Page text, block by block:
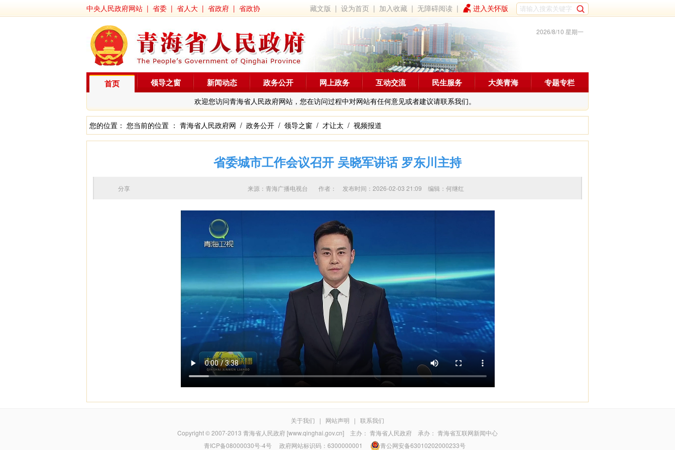
中央人民政府网站 | 省委 | 省人大 | 省政府 | 省政协 藏文版 |设为首页 | 加入收藏 |无障碍阅读 | 进入关怀版
2026/8/10 星期一
首页
欢迎您访问青海省人民政府网站，您在访问过程中对网站有任何意见或者建议请联系我们。
领导之窗 新闻动态 政务公开 网上政务 互动交流 民生服务 大美青海 专题专栏
您的位置： 您当前的位置 ： 青海省人民政府网 / 政务公开 / 领导之窗 / 才让太 / 视频报道
省委城市工作会议召开 吴晓军讲话 罗东川主持
来源：青海广播电视台 作者： 发布时间：2026-02-03 21:09 编辑：何继红
分享
关于我们 | 网站声明 | 联系我们
Copyright © 2007-2013 青海省人民政府 [www.qinghai.gov.cn] 主办： 青海省人民政府 承办： 青海省互联网新闻中心
青ICP备08000030号-4号政府网站标识码：6300000001 青公网安备63010202000233号